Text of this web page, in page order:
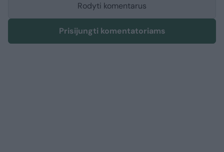
Rodyti komentarus
Prisijungti komentatoriams